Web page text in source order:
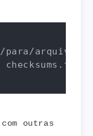
para/arquivos/*
com outras